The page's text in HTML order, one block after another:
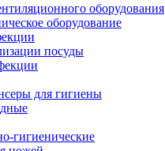
оборудования
оборудование
посуды
для гигиены
гигиенические